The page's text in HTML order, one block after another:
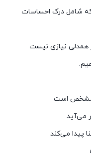
شامل درک احساسات
همدلی نیازی نیست
مشخص است
می‌آید
پیدا می‌کند